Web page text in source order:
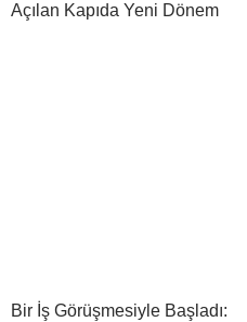
Açılan Kapıda Yeni Dönem
Bir İş Görüşmesiyle Başladı: